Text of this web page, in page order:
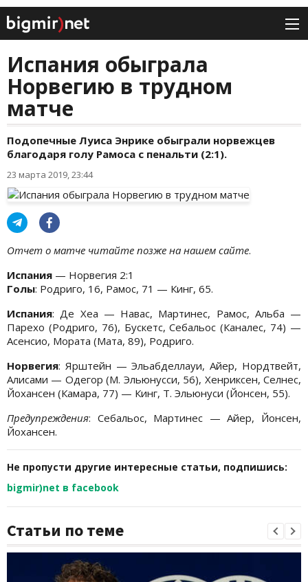
Испания обыграла
Норвегию в трудном
матче
Подопечные Луиса Энрике обыграли норвежцев
благодаря голу Рамоса с пенальти (2:1).
23 марта 2019, 23:44
Отчет о матче читайте позже на нашем сайте.
Испания — Норвегия 2:1
Голы: Родриго, 16, Рамос, 71 — Кинг, 65.
Испания: Де Хеа — Навас, Мартинес, Рамос, Альба —
Парехо (Родриго, 76), Бускетс, Себальос (Каналес, 74) —
Асенсио, Мората (Мата, 89), Родриго.
Норвегия: Ярштейн — Эльабделлауи, Айер, Нордтвейт,
Алисами — Одегор (М. Эльюнусси, 56), Хенриксен, Селнес,
Йохансен (Камара, 77) — Кинг, Т. Эльюнуси (Йонсен, 55).
Предупреждения: Себальос, Мартинес — Айер, Йонсен,
Йохансен.
Не пропусти другие интересные статьи, подпишись:
bigmir)net в facebook
Статьи по теме